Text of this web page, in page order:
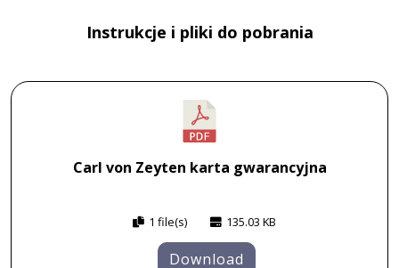
Instrukcje i pliki do pobrania
Carl von Zeyten karta gwarancyjna
1 file(s) 135.03 KB
Download